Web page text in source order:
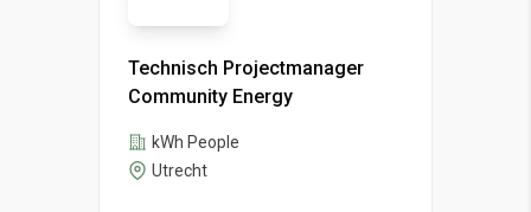
Technisch Projectmanager
Community Energy
kWh People
Utrecht